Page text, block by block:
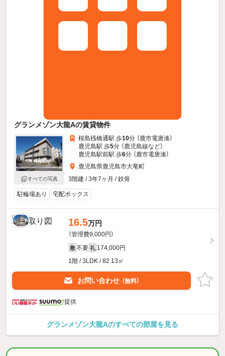
グランメゾン大龍Aの賃貸物件
すべての写真
桜島桟橋通駅 歩10分 （鹿市電唐湊）
鹿児島駅 歩5分 （鹿児島線など）
鹿児島駅前駅 歩6分 （鹿市電唐湊）
鹿児島県鹿児島市大竜町
3階建 / 3年7ヶ月 / 鉄骨
駐輪場あり 宅配ボックス
16.5万円
（管理費9,000円）
敷 不要 礼 174,000円
1階 / 3LDK / 82.13㎡
お問い合わせ （無料）
提供
グランメゾン大龍Aのすべての部屋を見る